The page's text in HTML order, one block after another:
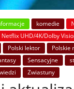
komedie
Netflix UHD/4K/Dolby
Polski lektor Polskie
Sensacyjne
Zwiastuny